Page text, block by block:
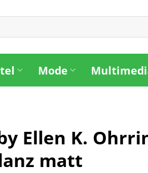
Mode
Ellen K.
matt